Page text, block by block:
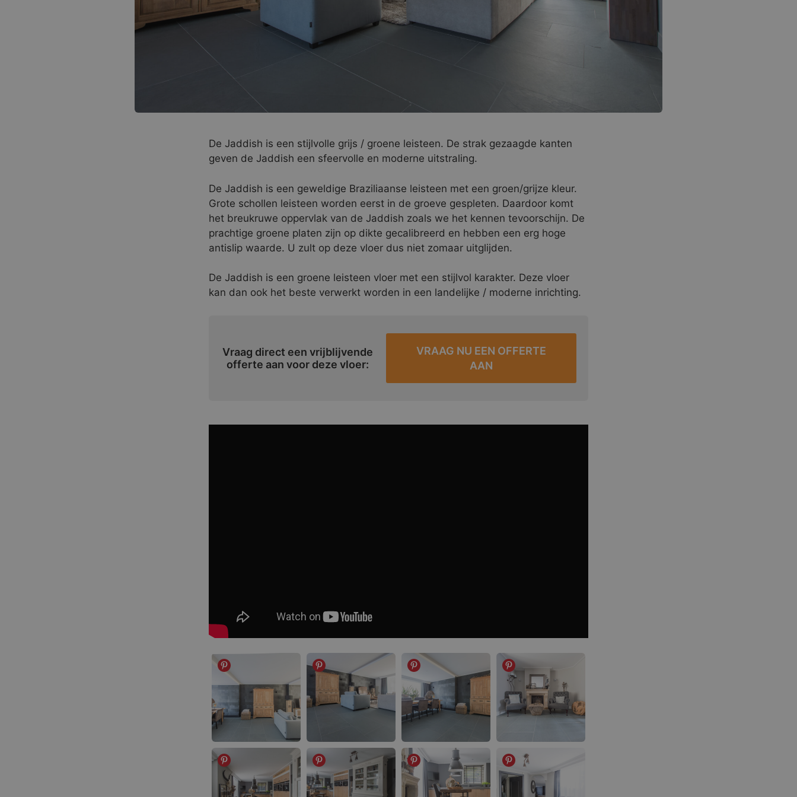
De Jaddish is een stijlvolle grijs / groene leisteen. De strak gezaagde kanten
geven de Jaddish een sfeervolle en moderne uitstraling.
De Jaddish is een geweldige Braziliaanse leisteen met een groen/grijze kleur.
Grote schollen leisteen worden eerst in de groeve gespleten. Daardoor komt
het breukruwe oppervlak van de Jaddish zoals we het kennen tevoorschijn. De
prachtige groene platen zijn op dikte gecalibreerd en hebben een erg hoge
antislip waarde. U zult op deze vloer dus niet zomaar uitglijden.
De Jaddish is een groene leisteen vloer met een stijlvol karakter. Deze vloer
kan dan ook het beste verwerkt worden in een landelijke / moderne inrichting.
Vraag direct een vrijblijvende
offerte aan voor deze vloer:
VRAAG NU EEN OFFERTE
AAN